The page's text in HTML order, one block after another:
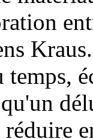
temps,